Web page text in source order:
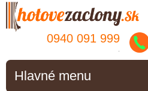
0940 091 999
Hlavné menu